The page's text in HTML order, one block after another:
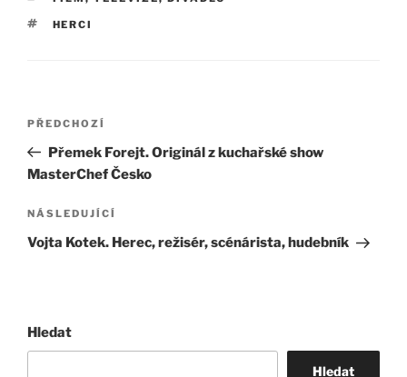
ŠTÍTKY
HERCI
Navigace
příspěvek
Předchozí
příspěvek
PŘEDCHOZÍ
Přemek Forejt. Originál z kuchařské show
MasterChef Česko
Následující
příspěvek
NÁSLEDUJÍCÍ
Vojta Kotek. Herec, režisér, scénárista, hudebník
Hledat
Hledat